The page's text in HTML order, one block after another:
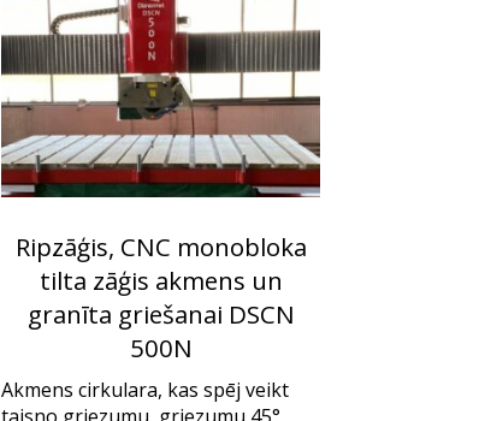
Ripzāģis, CNC monobloka
tilta zāģis akmens un
granīta griešanai DSCN
500N
Akmens cirkulara, kas spēj veikt